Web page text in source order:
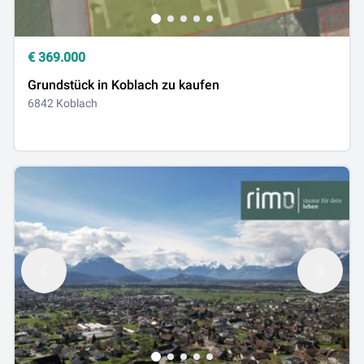
€ 369.000
Grundstück in Koblach zu kaufen
6842 Koblach